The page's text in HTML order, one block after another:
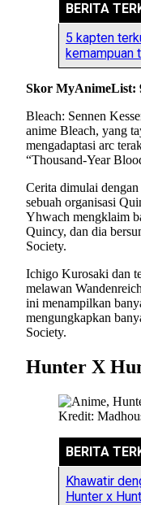
BERITA
5 kapten
kemampuan
Skor MyAnimeList:
Bleach: Sennen
anime Bleach, yang
mengadaptasi arc
“Thousand-Year
Cerita dimulai
sebuah organisasi
Yhwach mengklaim
Quincy, dan dia
Society.
Ichigo Kurosaki dan
melawan
ini menampilkan
mengungkapkan
Society.
Hunter X
Kredit:
BERITA
Khawatir
Hunter x